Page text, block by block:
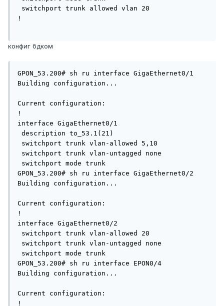
!
конфиг бдком
GPON_53.200# sh ru interface GigaEthernet0/1
Building configuration...
Current configuration:
!
interface GigaEthernet0/1
GPON_53.200# sh ru interface GigaEthernet0/2
Building configuration...
Current configuration:
!
interface GigaEthernet0/2
GPON_53.200# sh ru interface EPON0/4
Building configuration...
Current configuration:
!